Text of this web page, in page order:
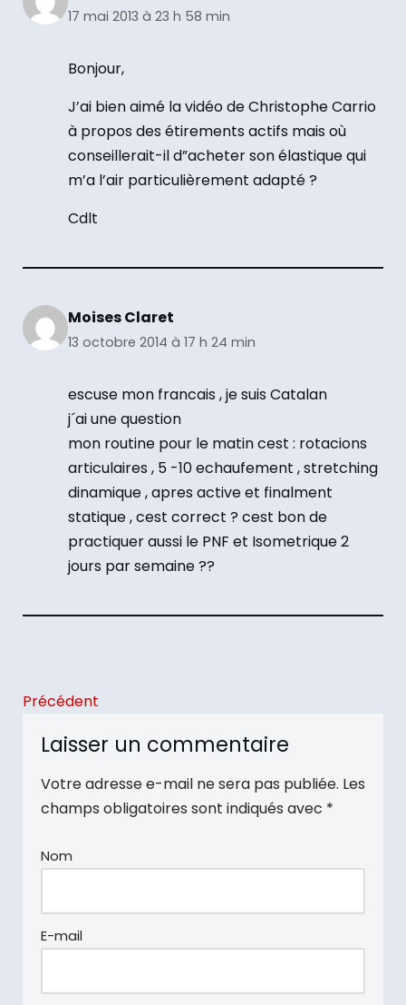
17 mai 2013 à 23 h 58 min
Bonjour,
J’ai bien aimé la vidéo de Christophe Carrio
à propos des étirements actifs mais où
conseillerait-il d”acheter son élastique qui
m’a l’air particulièrement adapté ?
Cdlt
Moises Claret
13 octobre 2014 à 17 h 24 min
escuse mon francais , je suis Catalan
j´ai une question
mon routine pour le matin cest : rotacions
articulaires , 5 -10 echaufement , stretching
dinamique , apres active et finalment
statique , cest correct ? cest bon de
practiquer aussi le PNF et Isometrique 2
jours par semaine ??
Précédent
Laisser un commentaire
Votre adresse e-mail ne sera pas publiée. Les
champs obligatoires sont indiqués avec *
Nom
E-mail